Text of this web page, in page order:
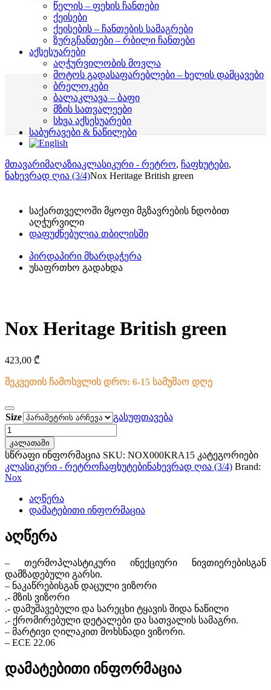
წელის – ფეხის ჩანთები
ქეისები
ქეისების – ჩანთების სამაგრები
ზურგჩანთები – რბილი ჩანთები
აქსესუარები
აღჭურვილობის მოვლა
მოტოს გადასაფარებლები – ხელის დამცავები
ბრელოკები
ბალაკლავა – ბაფი
მზის სათვალეები
სხვა აქსესუარები
საბურავები & ნაწილები
მთავარიმაღაზიაკლასიკური - რეტრო, ჩაფხუტები,
ნახევრად ღია (3/4)Nox Heritage British green
საქართველოში მყოფი მგზავრების ნდობით
აღჭურვილი
დაფუძნებულია თბილისში
პირდაპირი მხარდაჭერა
უსაფრთხო გადახდა
Nox Heritage British green
423,00 ₾
შეკვეთის ჩამოსვლის დრო: 6-15 სამუშაო დღე
Size
გასუფთავება
Nox
Heritage
British
green
რაოდენობა
კალათაში
სწრაფი ინფორმაცია SKU: NOX000KRA15 კატეგორიები
კლასიკური - რეტროჩაფხუტებინახევრად ღია (3/4) Brand:
Nox
აღწერა
დამატებითი ინფორმაცია
აღწერა
– თერმოპლასტიკური ინექციური ნივთიერებისგან
დამზადებული გარსი.
– ნაკაწრებისგან დაცული ვიზორი
.- მზის ვიზორი
.- დამუშავებული და სარეცხი ტყავის შიდა ნაწილი
.- ქრომირებული დეტალები და სათვალის სამაგრი.
– მარტივი ღილაკით მოხსნადი ვიზორი.
– ECE 22.06
დამატებითი ინფორმაცია